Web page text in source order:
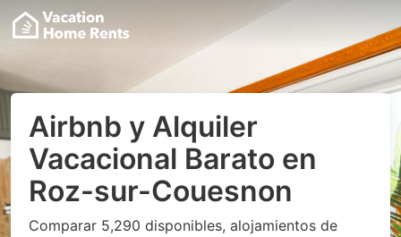
Airbnb y Alquiler
Vacacional Barato en
Roz-sur-Couesnon
Comparar 5,290 disponibles, alojamientos de